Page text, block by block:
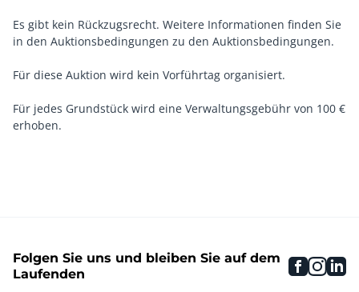
Es gibt kein Rückzugsrecht. Weitere Informationen finden Sie
in den Auktionsbedingungen zu den Auktionsbedingungen.
Für diese Auktion wird kein Vorführtag organisiert.
Für jedes Grundstück wird eine Verwaltungsgebühr von 100 €
erhoben.
Folgen Sie uns und bleiben Sie auf dem
Laufenden